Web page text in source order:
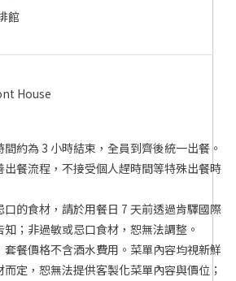
館
House
約為 3 小時結束，全員到齊後統一出餐。
出餐流程，不接受個人趕時間等特殊出餐時
口的食材，請於用餐日 7 天前透過肯驛國際
知；非過敏或忌口食材，恕無法調整。
套餐價格不含酒水費用。菜單內容均視新鮮
而定，恕無法提供客製化菜單內容與價位；